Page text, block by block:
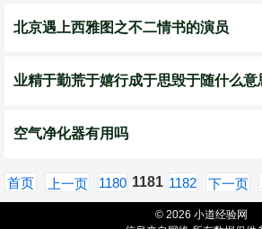
北京遇上西雅图之不二情书的演员
业精于勤荒于嬉行成于思毁于随什么意
空气净化器有用吗
首页 上一页 1180 1181 1182 下一页
© 2026 小道经验网